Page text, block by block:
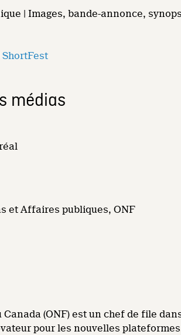
| Images, bande-annonce,
médias
et Affaires publiques, ONF
(ONF) est un chef de file
pour les nouvelles